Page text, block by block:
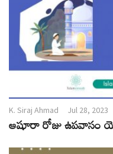
K. Siraj Ahmad Jul 28, 2023
ఆషూరా రోజు ఉపవాసం